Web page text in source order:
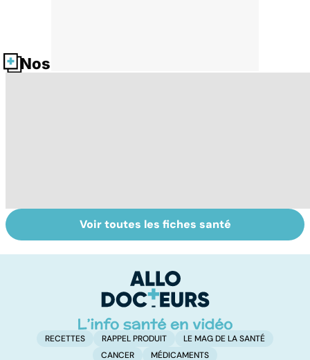
Nos fiches santé
Centenaires, des
exemples de
Personnes
âgées : faire face
d'autonomie
Voir toutes les fiches santé
RECETTES RAPPEL PRODUIT
LE MAG DE LA SANTÉ
CANCER
MÉDICAMENTS